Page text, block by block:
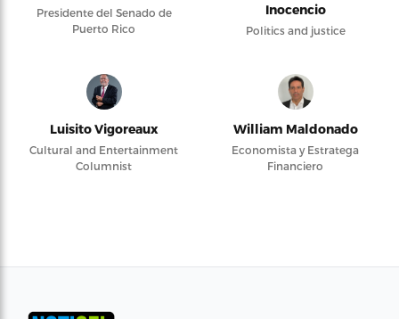
Presidente del Senado de
Puerto Rico
Inocencio
Politics and justice
Luisito Vigoreaux
Cultural and Entertainment
Columnist
William Maldonado
Economista y Estratega
Financiero